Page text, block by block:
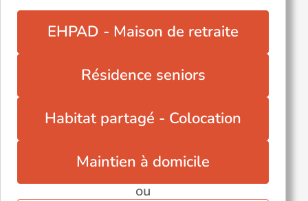
EHPAD - Maison de retraite
Résidence seniors
Habitat partagé - Colocation
Maintien à domicile
ou